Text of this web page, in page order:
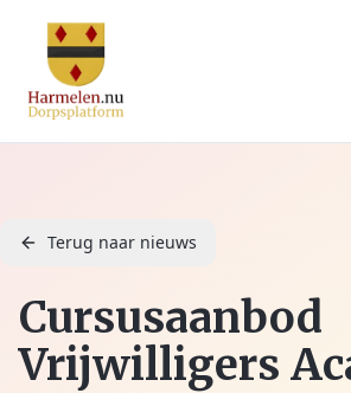
Terug naar nieuws
Cursusaanbod
Vrijwilligers